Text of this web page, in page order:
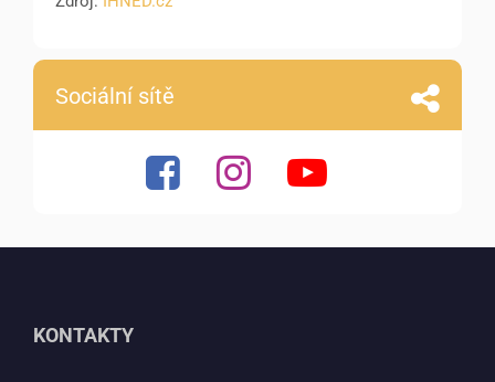
Sociální sítě
KONTAKTY